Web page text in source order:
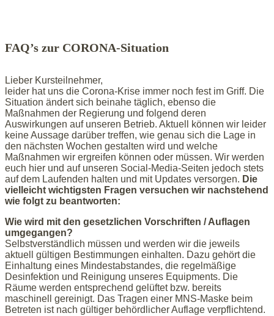
FAQ’s zur CORONA-Situation
Lieber Kursteilnehmer,
leider hat uns die Corona-Krise immer noch fest im Griff. Die
Situation ändert sich beinahe täglich, ebenso die
Maßnahmen der Regierung und folgend deren
Auswirkungen auf unseren Betrieb. Aktuell können wir leider
keine Aussage darüber treffen, wie genau sich die Lage in
den nächsten Wochen gestalten wird und welche
Maßnahmen wir ergreifen können oder müssen. Wir werden
euch hier und auf unseren Social-Media-Seiten jedoch stets
auf dem Laufenden halten und mit Updates versorgen. Die
vielleicht wichtigsten Fragen versuchen wir nachstehend
wie folgt zu beantworten:
Wie wird mit den gesetzlichen Vorschriften / Auflagen
umgegangen?
Selbstverständlich müssen und werden wir die jeweils
aktuell gültigen Bestimmungen einhalten. Dazu gehört die
Einhaltung eines Mindestabstandes, die regelmäßige
Desinfektion und Reinigung unseres Equipments. Die
Räume werden entsprechend gelüftet bzw. bereits
maschinell gereinigt. Das Tragen einer MNS-Maske beim
Betreten ist nach gültiger behördlicher Auflage verpflichtend.